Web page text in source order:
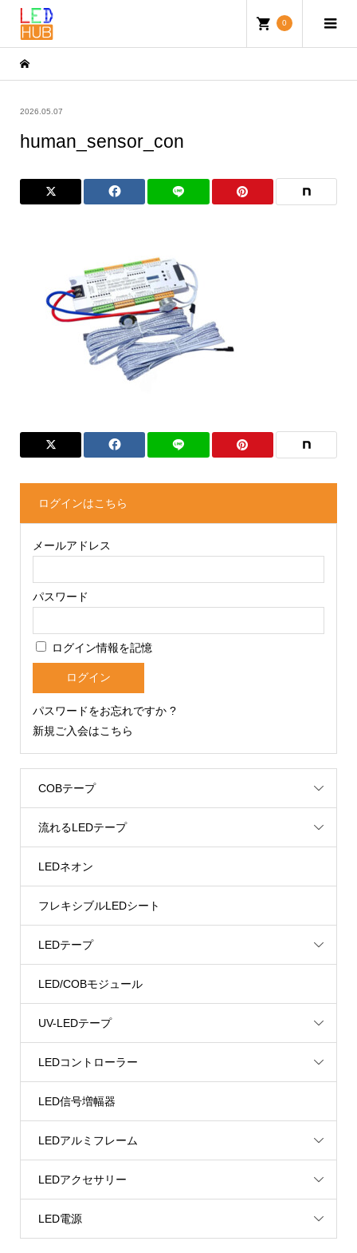
0
2026.05.07
human_sensor_con
ログインはこちら
メールアドレス
パスワード
ログイン情報を記憶
パスワードをお忘れですか ?
新規ご入会はこちら
COBテープ
流れるLEDテープ
LEDネオン
フレキシブルLEDシート
LEDテープ
LED/COBモジュール
UV-LEDテープ
LEDコントローラー
LED信号増幅器
LEDアルミフレーム
LEDアクセサリー
LED電源